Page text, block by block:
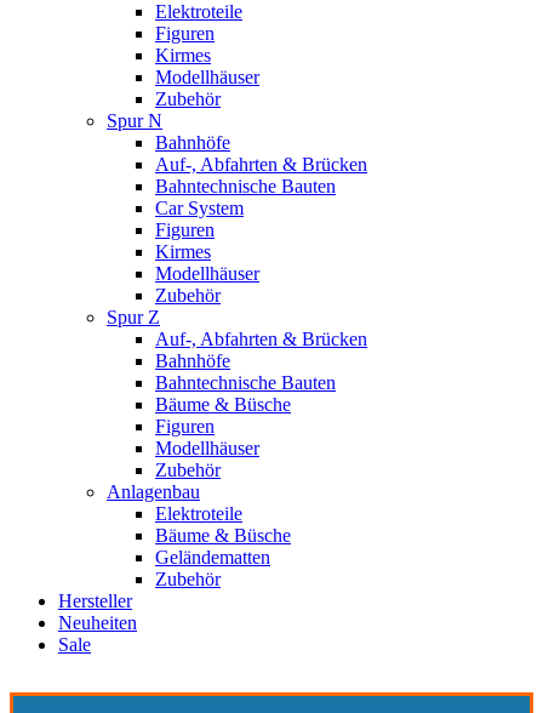
Elektroteile
Figuren
Kirmes
Modellhäuser
Zubehör
Spur N
Bahnhöfe
Auf-, Abfahrten & Brücken
Bahntechnische Bauten
Car System
Figuren
Kirmes
Modellhäuser
Zubehör
Spur Z
Auf-, Abfahrten & Brücken
Bahnhöfe
Bahntechnische Bauten
Bäume & Büsche
Figuren
Modellhäuser
Zubehör
Anlagenbau
Elektroteile
Bäume & Büsche
Geländematten
Zubehör
Hersteller
Neuheiten
Sale